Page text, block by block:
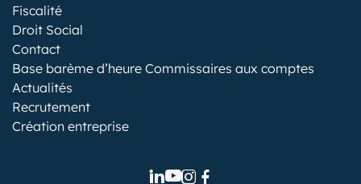
Fiscalité
Droit Social
Contact
Base barème d’heure Commissaires aux comptes
Actualités
Recrutement
Création entreprise